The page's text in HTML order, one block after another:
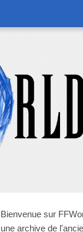
Bienvenue sur
une archive de